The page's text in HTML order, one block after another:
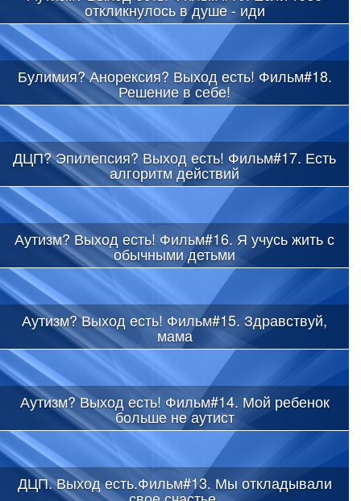
откликнулось в душе - иди
Булимия? Анорексия? Выход есть! Фильм#18.
Решение в себе!
ДЦП? Эпилепсия? Выход есть! Фильм#17. Есть
алгоритм действий
Аутизм? Выход есть! Фильм#16. Я учусь жить с
обычными детьми
Аутизм? Выход есть! Фильм#15. Здравствуй,
мама
Аутизм? Выход есть! Фильм#14. Мой ребенок
больше не аутист
ДЦП. Выход есть.Фильм#13. Мы откладывали